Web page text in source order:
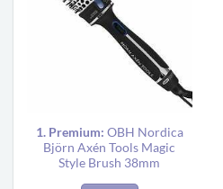
1. Premium: OBH Nordica
Björn Axén Tools Magic
Style Brush 38mm